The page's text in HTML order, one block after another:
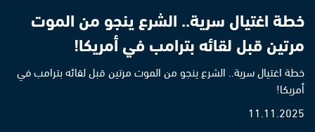
خطة اغتيال سرية.. الشرع ينجو من الموت
مرتين قبل لقائه بترامب في أمريكا!
خطة اغتيال سرية.. الشرع ينجو من الموت مرتين قبل لقائه بترامب في
أمريكا!
11.11.2025